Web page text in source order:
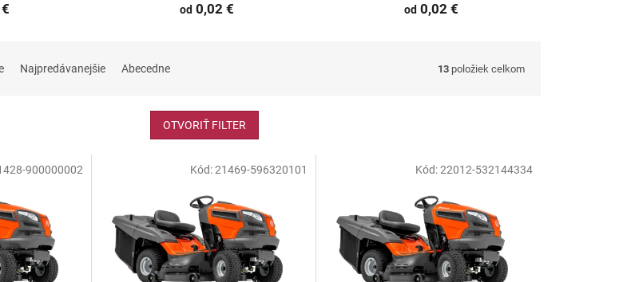
od0,02 €
od0,02 €
Najpredávanejšie Abecedne 13 položiek celkom
OTVORIŤ FILTER
900000002 Kód:21469-596320101 Kód:22012-532144334